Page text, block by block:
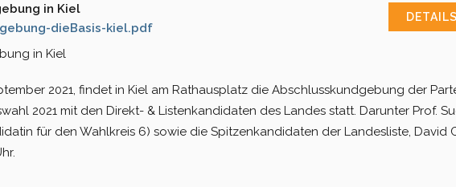
in Kiel
dieBasis-kiel.pdf
DETAILS
in Kiel
2021, findet in Kiel am Rathausplatz die Abschlusskundgebung der
2021 mit den Direkt- & Listenkandidaten des Landes statt. Darunter Prof.
für den Wahlkreis 6) sowie die Spitzenkandidaten der Landesliste, David